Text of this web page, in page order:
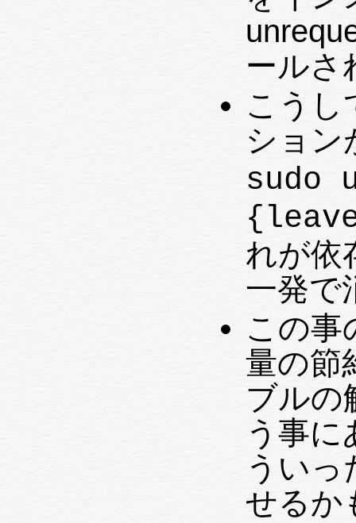
unrequested とし
ールさ
こうし
ション
sudo
れが依
一発で
この事
量の節約よ
ブルの
う事にある。 (ひ
うい
せるか